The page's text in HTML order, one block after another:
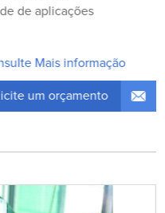
de aplicações
Mais informação
um orçamento